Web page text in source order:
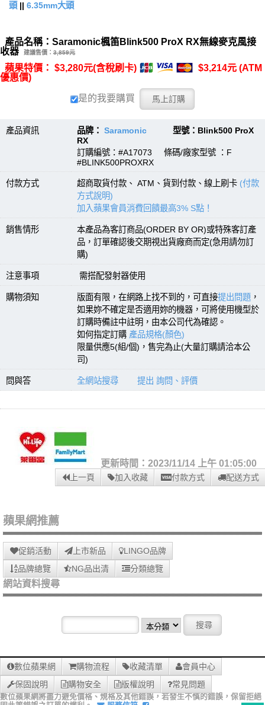
頭 || 6.35mm大頭
產品名稱：Saramonic楓笛Blink500 ProX RX無線麥克風接
收器
建議售價： 3,859元
蘋果特價： $3,280元(含稅刷卡)
$3,214元 (ATM
優惠價)
是的我要購買
產品資訊 品牌： Saramonic 型號：Blink500 ProX
RX
訂購編號：#A17073 條碼/廠家型號 ：F
#BLINK500PROXRX
付款方式 超商取貨付款、 ATM、貨到付款、線上刷卡 (付款
方式說明)
加入蘋果會員消費回饋最高3% S點！
銷售情形
本產品為客訂商品(ORDER BY OR)或特殊客訂產
品，訂單確認後交期視出貨廠商而定(急用請勿訂
購)
注意事項 需搭配發射器使用
購物須知 版面有限，在網路上找不到的，可直接提出問題 ，
如果妳不確定是否適用妳的機器，可將使用機型於
訂購時備註中註明，由本公司代為確認。
如何指定訂購 產品規格(顏色)
限量供應5(組/個)，售完為止(大量訂購請洽本公
司)
問與答 全網站搜尋 提出 詢問、評價
更新時間：2023/11/14 上午 01:05:00
上一頁 加入收藏 付款方式 配送方式
蘋果網推薦
促銷活動 上市新品
LINGO品牌
品牌總覽
NG品出清 分類總覽
網站資料搜尋
數位蘋果網 購物流程 收藏清單
會員中心
保固說明
購物安全 版權說明 常見問題
數位蘋果網將盡力避免價格、規格及其他錯誤，若發生不慎的錯誤，保留拒絕